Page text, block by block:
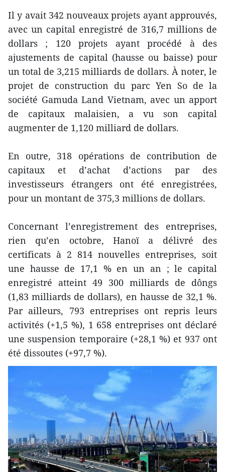
Il y avait 342 nouveaux projets ayant approuvés,
avec un capital enregistré de 316,7 millions de
dollars ; 120 projets ayant procédé à des
ajustements de capital (hausse ou baisse) pour
un total de 3,215 milliards de dollars. À noter, le
projet de construction du parc Yen So de la
société Gamuda Land Vietnam, avec un apport
de capitaux malaisien, a vu son capital
augmenter de 1,120 milliard de dollars.
En outre, 318 opérations de contribution de
capitaux et d’achat d’actions par des
investisseurs étrangers ont été enregistrées,
pour un montant de 375,3 millions de dollars.
Concernant l’enregistrement des entreprises,
rien qu’en octobre, Hanoï a délivré des
certificats à 2 814 nouvelles entreprises, soit
une hausse de 17,1 % en un an ; le capital
enregistré atteint 49 300 milliards de dôngs
(1,83 milliards de dollars), en hausse de 32,1 %.
Par ailleurs, 793 entreprises ont repris leurs
activités (+1,5 %), 1 658 entreprises ont déclaré
une suspension temporaire (+28,1 %) et 937 ont
été dissoutes (+97,7 %).